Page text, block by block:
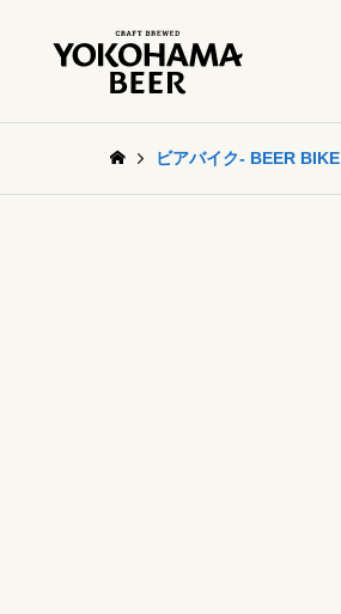
ビアバイク- BEER BIKE